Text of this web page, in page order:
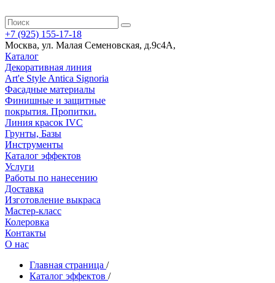
+7 (925) 155-17-18
Москва, ул. Малая Семеновская, д.9с4А,
Каталог
Декоративная линия
Art'e Style Antica Signoria
Фасадные материалы
Финишные и защитные
покрытия. Пропитки.
Линия красок IVC
Грунты, Базы
Инструменты
Каталог эффектов
Услуги
Работы по нанесению
Доставка
Изготовление выкраса
Мастер-класс
Колеровка
Контакты
О нас
Главная страница /
Каталог эффектов /